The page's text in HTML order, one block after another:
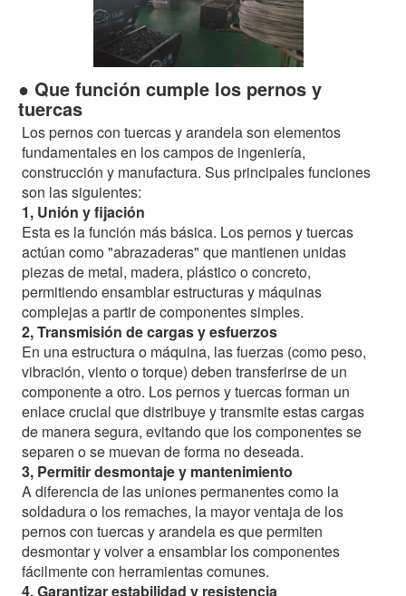
● Que función cumple los pernos y
tuercas
Los pernos con tuercas y arandela son elementos
fundamentales en los campos de ingeniería,
construcción y manufactura. Sus principales funciones
son las siguientes:
1, Unión y fijación
Esta es la función más básica. Los pernos y tuercas
actúan como "abrazaderas" que mantienen unidas
piezas de metal, madera, plástico o concreto,
permitiendo ensamblar estructuras y máquinas
complejas a partir de componentes simples.
2, Transmisión de cargas y esfuerzos
En una estructura o máquina, las fuerzas (como peso,
vibración, viento o torque) deben transferirse de un
componente a otro. Los pernos y tuercas forman un
enlace crucial que distribuye y transmite estas cargas
de manera segura, evitando que los componentes se
separen o se muevan de forma no deseada.
3, Permitir desmontaje y mantenimiento
A diferencia de las uniones permanentes como la
soldadura o los remaches, la mayor ventaja de los
pernos con tuercas y arandela es que permiten
desmontar y volver a ensamblar los componentes
fácilmente con herramientas comunes.
4, Garantizar estabilidad y resistencia